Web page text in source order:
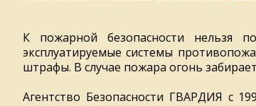
К пожарной безопасности
эксплуатируемые системы
штрафы. В случае пожара огонь
Агентство Безопасности ГВАРДИЯ с